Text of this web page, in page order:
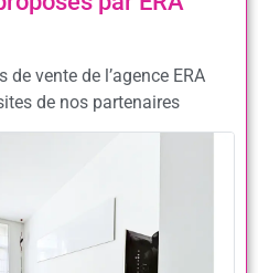
vente de l’agence ERA
de nos partenaires